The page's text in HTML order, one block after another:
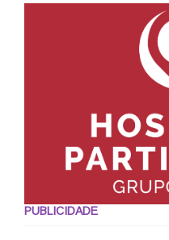
PUBLICIDADE